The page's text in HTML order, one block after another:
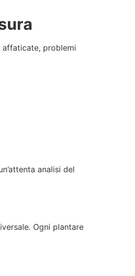
affaticate, problemi
analisi del
Ogni plantare